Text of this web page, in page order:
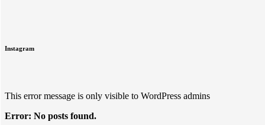
Instagram
This error message is only visible to WordPress admins
Error: No posts found.